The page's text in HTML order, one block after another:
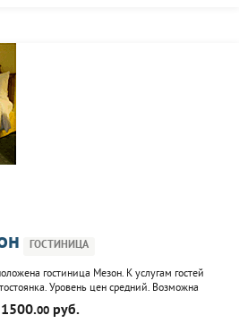
ГОСТИНИЦА
гостиница Мезон. К услугам гостей
Уровень цен средний. Возможна
1500.00 руб.